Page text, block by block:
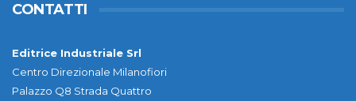
CONTATTI
Editrice Industriale Srl
Centro Direzionale Milanofiori
Palazzo Q8 Strada Quattro